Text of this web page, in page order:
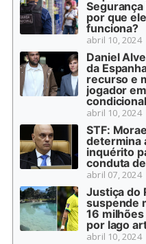
Segurança
por que
funciona?
abril 10, 2024
Daniel
da
recurso e
jogador
condicional
abril 10, 2024
STF:
determina
inquérito
conduta
abril 07, 2024
Justiça do
suspende
16
por lago
abril 10, 2024